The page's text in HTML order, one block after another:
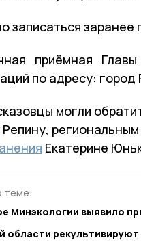
записаться заранее
приёмная
по адресу: город
могли
Екатерине
теме:
Минэкологии выявило
области